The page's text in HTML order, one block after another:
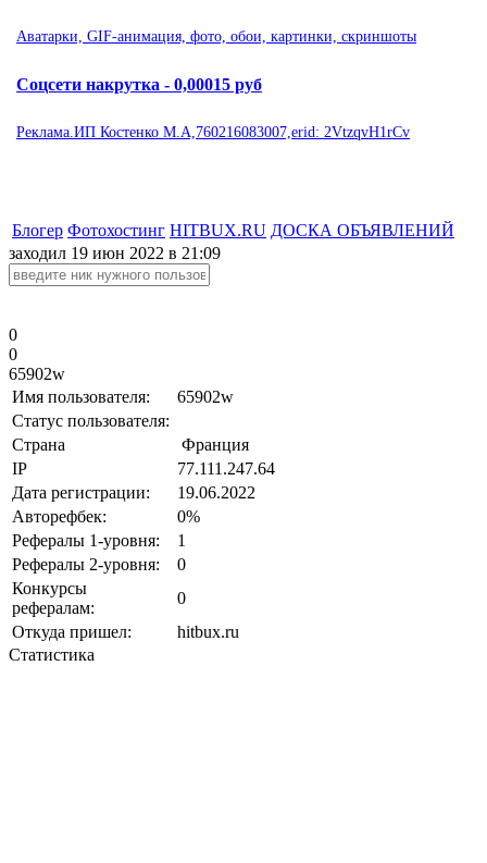
Аватарки, GIF-анимация, фото, обои, картинки, скриншоты
Соцсети накрутка - 0,00015 руб
Реклама.ИП Костенко М.А,760216083007,erid: 2VtzqvH1rCv
Блогер Фотохостинг HITBUX.RU ДОСКА ОБЪЯВЛЕНИЙ
заходил 19 июн 2022 в 21:09
0
0
65902w
Имя пользователя:
65902w
Статус пользователя:
Страна
Франция
IP
77.111.247.64
Дата регистрации:
19.06.2022
Авторефбек:
0%
Рефералы 1-уровня:
1
Рефералы 2-уровня:
0
Конкурсы
рефералам:
0
Откуда пришел:
hitbux.ru
Статистика